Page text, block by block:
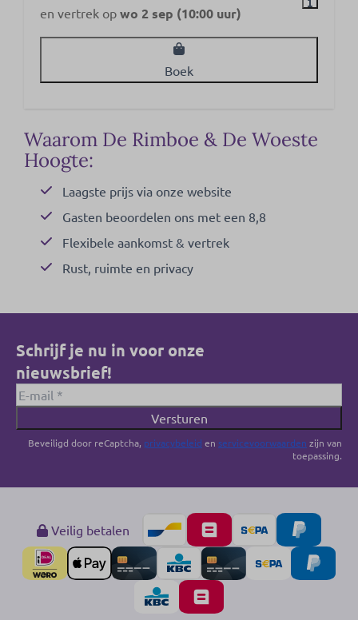
en vertrek op wo 2 sep (10:00 uur)
Boek
Waarom De Rimboe & De Woeste
Hoogte:
Laagste prijs via onze website
Gasten beoordelen ons met een 8,8
Flexibele aankomst & vertrek
Rust, ruimte en privacy
Schrijf je nu in voor onze
nieuwsbrief!
Versturen
Beveiligd door reCaptcha, privacybeleid en servicevoorwaarden zijn van
toepassing.
Veilig betalen